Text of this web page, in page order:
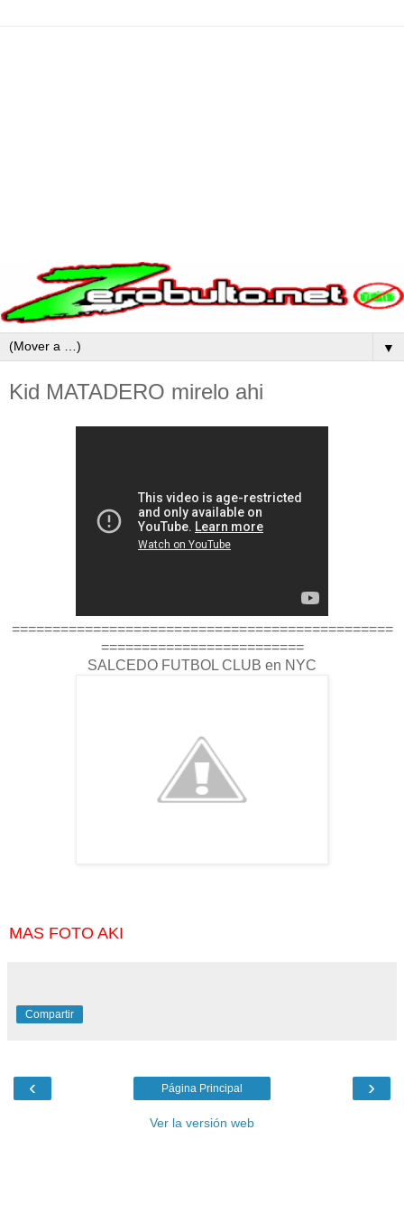
▼
Kid MATADERO mirelo ahi
===============================================
=========================
SALCEDO FUTBOL CLUB en NYC
MAS FOTO AKI
Compartir
‹ ›
Página Principal
Ver la versión web